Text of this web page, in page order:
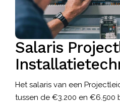
Salaris
Het salaris van een
tussen de €3.200 en €6.500